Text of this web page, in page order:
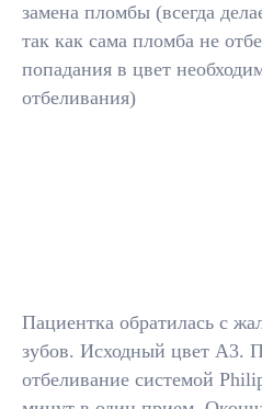
замена пломбы (всегда
так как сама пломба не
попадания в цвет
отбеливания)
Пациентка обратилась с
зубов. Исходный цвет А3.
отбеливание системой